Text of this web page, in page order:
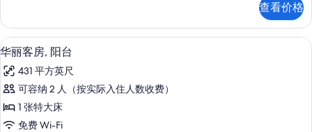
所
有
照
片
(Superior)
更
多
息
查看价格
显
示
华
丽
客
高档床上用品、记忆海绵床垫、迷你
4
华丽客房, 阳台
431 平方英尺
可容纳 2 人（按实际入住人数收费）
1 张特大床
免费 Wi-Fi